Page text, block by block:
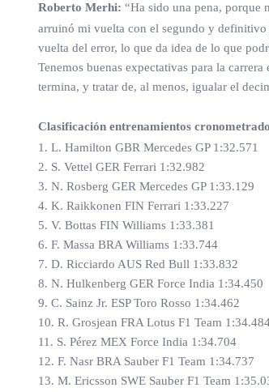
Roberto Merhi: “Ha sido una pena, porque
arruinó mi vuelta con el segundo y definitivo
vuelta del error, lo que da idea de lo que
Tenemos buenas expectativas para la
termina, y tratar de, al menos, igualar el
Clasificación entrenamientos
1. L. Hamilton GBR Mercedes GP 1:32.571
2. S. Vettel GER Ferrari 1:32.982
3. N. Rosberg GER Mercedes GP 1:33.129
4. K. Raikkonen FIN Ferrari 1:33.227
5. V. Bottas FIN Williams 1:33.381
6. F. Massa BRA Williams 1:33.744
7. D. Ricciardo AUS Red Bull 1:33.832
8. N. Hulkenberg GER Force India 1:34.450
9. C. Sainz Jr. ESP Toro Rosso 1:34.462
10. R. Grosjean FRA Lotus F1 Team
11. S. Pérez MEX Force India 1:34.704
12. F. Nasr BRA Sauber F1 Team 1:34.737
13. M. Ericsson SWE Sauber F1 Team